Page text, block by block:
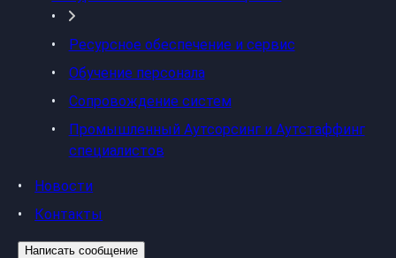
Ресурсное обеспечение и сервис
Обучение персонала
Сопровождение систем
Промышленный Аутсорсинг и Аутстаффинг
специалистов
Новости
Контакты
Написать сообщение